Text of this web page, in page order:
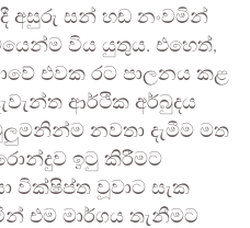
අසුරු සන් හඬ නංවමින්
විය යුතුය. එහෙත්,
එවක රට පාලනය කළ
ආර්ථික අර්බුදය
නවතා දැමීම මත
ඉටු කිරීමට
වික්ෂිප්ත වූවාට සැක
එම මාර්ගය තැනීමට